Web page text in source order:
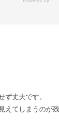
ず丈夫です。
てしまうのが残